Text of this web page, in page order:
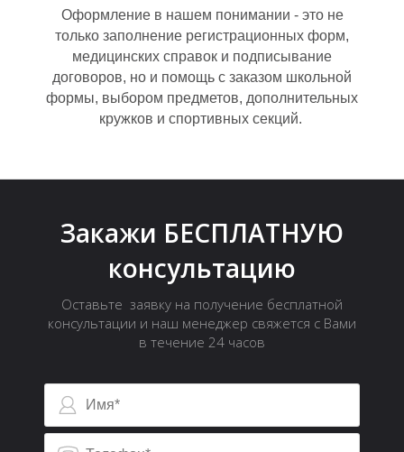
О
Оформление в нашем понимании - это не
только заполнение регистрационных форм,
медицинских справок и подписывание
договоров, но и помощь с заказом школьной
формы, выбором предметов, дополнительных
кружков и спортивных секций.
Закажи БЕСПЛАТНУЮ
консультацию
Оставьте заявку на получение бесплатной
консультации и наш менеджер свяжется с Вами
в течение 24 часов